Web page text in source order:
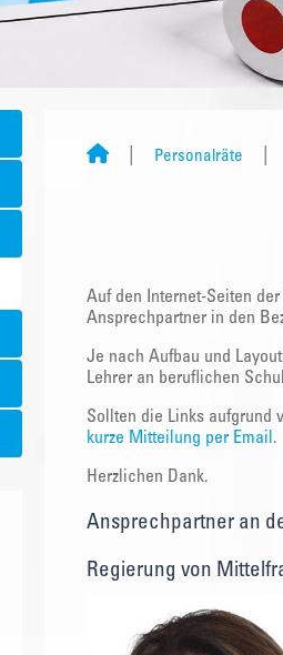
Personalräte
Auf den Internet-Seiten
Ansprechpartner in den
Je nach Aufbau und
Lehrer an beruflichen
Sollten die Links aufgrund
kurze Mitteilung per Email.
Herzlichen Dank.
Ansprechpartner an
Regierung von